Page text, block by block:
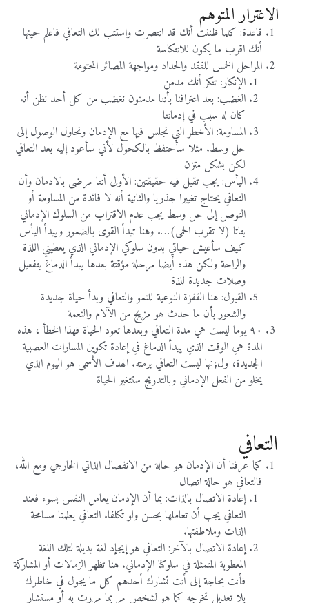
الاغترار المتوهم
قاعدة: كلما ظننت أنك قد انتصرت واستتب لك التعافي فاعلم حينها
أنك اقرب ما يكون للانتكاسة
المراحل الخمس للفقد والحداد ومواجهة المصائر المحتومة
الإنكار: تنكر أنك مدمن
الغضب: بعد اعترافنا بأننا مدمنون نغضب من كل أحد نظن أنه
كان له سبب في إدماننا
المساومة: الأخطر التي نجلس فيها مع الإدمان ونحاول الوصول إلى
حل وسط. مثلا سأحتفظ بالكحول لأني سأعود إليه بعد التعافي
لكن بشكل متزن
اليأس: يجب تقبل فيه حقيقتين: الأولى أننا مرضى بالادمان وأن
التعافي يحتاج تغييرا جذريا والثانية أنه لا فائدة من المساومة أو
التوصل إلى حل وسط يجب عدم الاقتراب من السلوك الإدماني
بتاتا (لا تقرب الحمى)…. وهنا تبدأ القوى بالضمور ويبدأ اليأس
كيف سأعيش حياتي بدون سلوكي الإدماني الذي يعطيني اللذة
والراحة ولكن هذه أيضا مرحلة مؤقتة بعدها يبدأ الدماغ بتفعيل
وصلات جديدة للذة
القبول: هنا القفزة النوعية للنمو والتعافي وبدأ حياة جديدة
والشعور بأن ما حدث هو مزيج من الآلام والنعمة
٩٠ يوما ليست هي مدة التعافي وبعدها تعود الحياة فهذا الخطأ ، هذه
المدة هي الوقت الذي يبدأ الدماغ في إعادة تكوين المسارات العصبية
الجديدة، ول؛نها ليست التعافي برمته. الهدف الأسمى هو اليوم الذي
يخلو من الفعل الإدماني وبالتدريج ستتغير الحياة
التعافي
كما عرفنا أن الإدمان هو حالة من الانفصال الذاتي الخارجي ومع الله،
فالتعافي هو حالة اتصال
إعادة الاتصال بالذات: بما أن الإدمان يعامل النفس بسوء فعند
التعافي يجب أن تعاملها بحسن ولو تكلفا. التعافي يعلمنا مسامحة
الذات وملاطفتها.
إعادة الاتصال بالآخر: التعافي هو إيجإد لغة بديلة لتلك اللغة
المعطوبة المتمثلة في سلوكنا الإدماني. هنا تظهر الزمالات أو المشاركة
فأنت بحاجة إلى أنت تشارك أحدهم كل ما يجول في خاطرك
بلا تعديل تخرجه كما هو لشخص مر بما مررت به أو مستشار
تسجيل الدخول للأعضاء
لا يوجد لديك حساب ؟سجل الآن!
الاسم الأول *
الاسم الأخير*
اسم المستخدم*
يسمح بكتابة الحروف الإنجليزية والأرقام فقط